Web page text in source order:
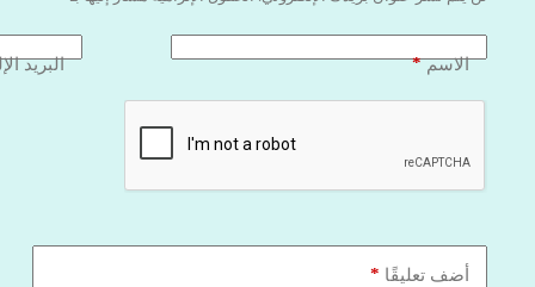
الاسم* البريد
أضف تعليقًا *